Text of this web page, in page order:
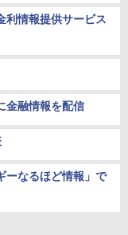
利情報提供サービス
金融情報を配信
ーなるほど情報」で